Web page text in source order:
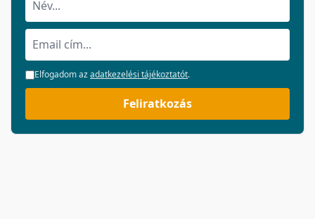
Elfogadom azadatkezelési tájékoztatót.
Feliratkozás